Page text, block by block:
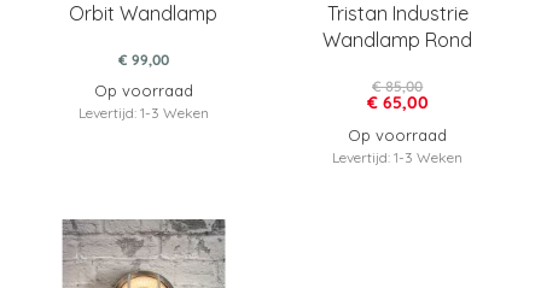
Orbit Wandlamp
€ 99,00
Op voorraad
Levertijd: 1-3 Weken
Tristan Industrie
Wandlamp Rond
€ 65,00
€ 85,00
Op voorraad
Levertijd: 1-3 Weken